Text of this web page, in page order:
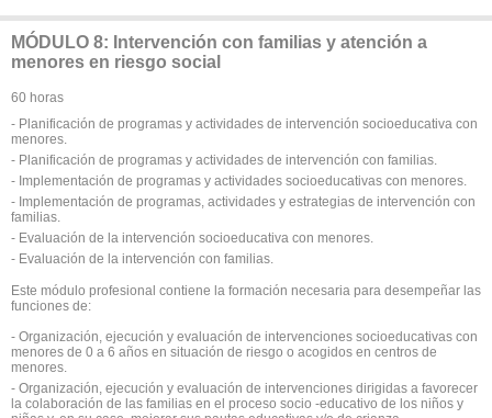
MÓDULO 8: Intervención con familias y atención a
menores en riesgo social
60 horas
- Planificación de programas y actividades de intervención socioeducativa con
menores.
- Planificación de programas y actividades de intervención con familias.
- Implementación de programas y actividades socioeducativas con menores.
- Implementación de programas, actividades y estrategias de intervención con
familias.
- Evaluación de la intervención socioeducativa con menores.
- Evaluación de la intervención con familias.
Este módulo profesional contiene la formación necesaria para desempeñar las
funciones de:
- Organización, ejecución y evaluación de intervenciones socioeducativas con
menores de 0 a 6 años en situación de riesgo o acogidos en centros de
menores.
- Organización, ejecución y evaluación de intervenciones dirigidas a favorecer
la colaboración de las familias en el proceso socio -educativo de los niños y